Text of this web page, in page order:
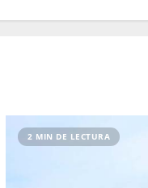
2 MIN DE LECTURA